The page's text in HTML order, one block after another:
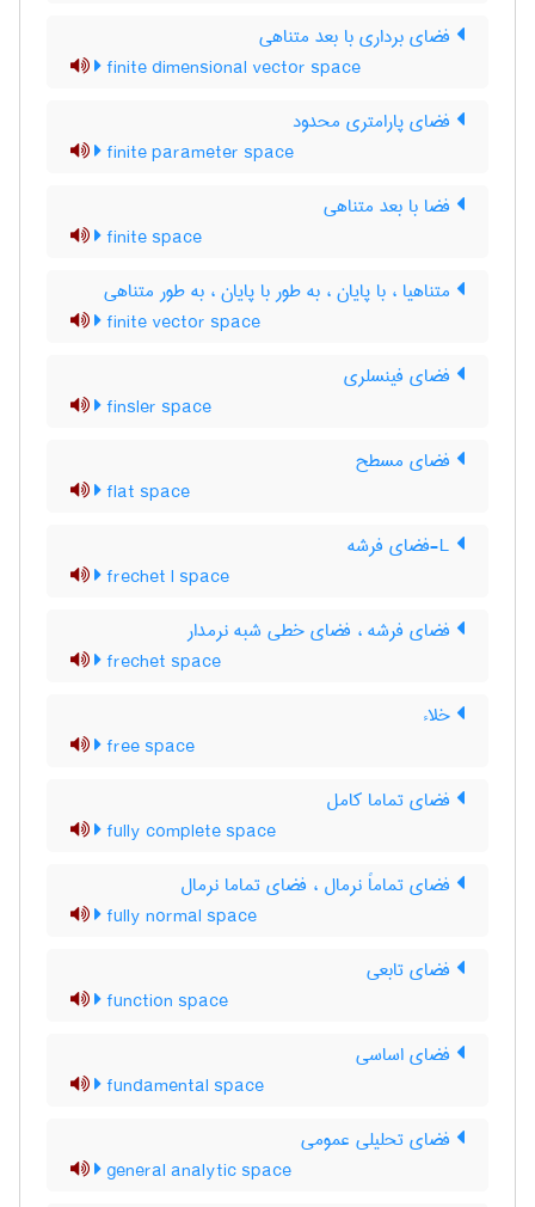
فضای برداری با بعد متناهی
finite dimensional vector space
فضای پارامتری محدود
finite parameter space
فضا با بعد متناهی
finite space
متناهیا ، با پایان ، به طور با پایان ، به طور متناهی
finite vector space
فضای فینسلری
finsler space
فضای مسطح
flat space
frechet l space
فضای فرشه ، فضای خطی شبه نرمدار
frechet space
خلاء
free space
فضای تماما کامل
fully complete space
فضای تماماً نرمال ، فضای تماما نرمال
fully normal space
فضای تابعی
function space
فضای اساسی
fundamental space
فضای تحلیلی عمومی
general analytic space